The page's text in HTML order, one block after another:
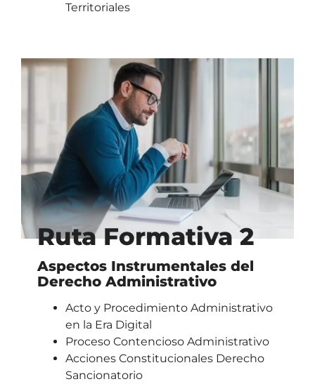
Territoriales
Ruta Formativa 2
Aspectos Instrumentales del
Derecho Administrativo
Acto y Procedimiento Administrativo
en la Era Digital
Proceso Contencioso Administrativo
Acciones Constitucionales Derecho
Sancionatorio